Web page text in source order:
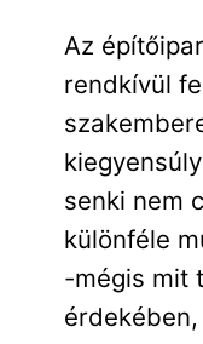
Az
rendkívül
senki nem
különféle
-mégis mit